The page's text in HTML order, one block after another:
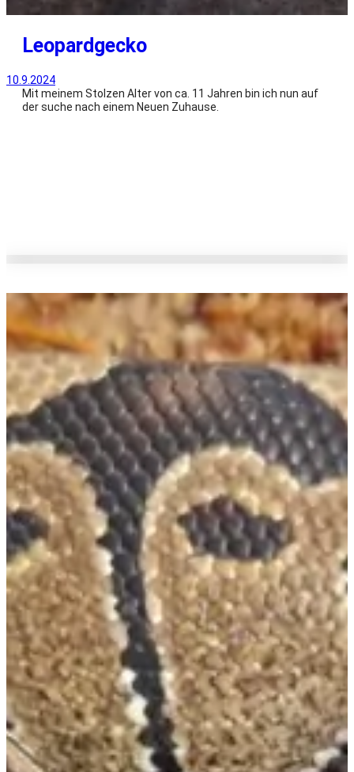
Leopardgecko
10.9.2024
Mit meinem Stolzen Alter von ca. 11 Jahren bin ich nun auf
der suche nach einem Neuen Zuhause.